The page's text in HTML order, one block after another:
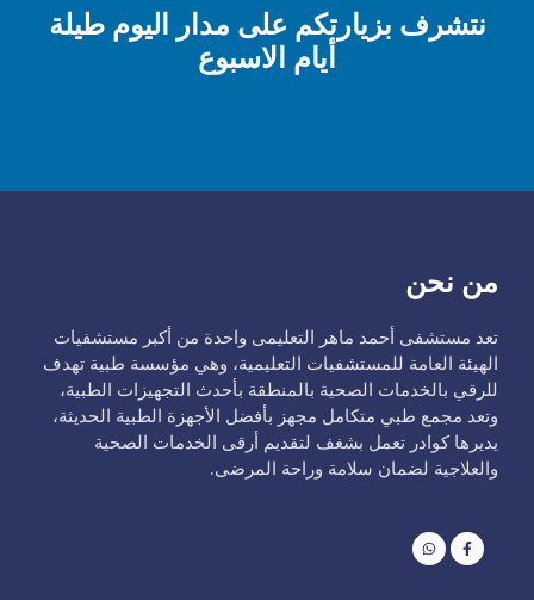
نتشرف بزيارتكم على مدار اليوم طيلة
أيام الاسبوع
من نحن
تعد مستشفى أحمد ماهر التعليمى واحدة من أكبر مستشفيات
الهيئة العامة للمستشفيات التعليمية، وهي مؤسسة طبية تهدف
للرقي بالخدمات الصحية بالمنطقة بأحدث التجهيزات الطبية،
وتعد مجمع طبي متكامل مجهز بأفضل الأجهزة الطبية الحديثة،
يديرها كوادر تعمل بشغف لتقديم أرقى الخدمات الصحية
والعلاجية لضمان سلامة وراحة المرضى.